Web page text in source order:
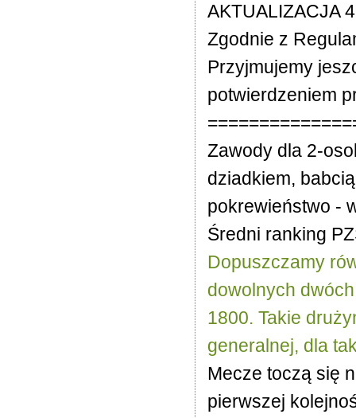
AKTUALIZACJA
Zgodnie z
Przyjmujemy
potwierdzeniem
Zawody dla 2-
dziadkiem,
pokrewieństwo -
Średni ranking
Dopuszczamy
dowolnych
1800. Takie
generalnej, dla
Mecze toczą się
pierwszej